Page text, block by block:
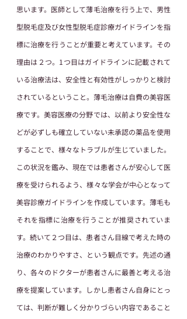
思います。医師として薄毛治療を行う上で、男性
型脱毛症及び女性型脱毛症診療ガイドラインを指
標に治療を行うことが重要と考えています。その
理由は２つ。1つ目はガイドラインに記載されて
いる治療法は、安全性と有効性がしっかりと検討
されているということ。薄毛治療は自費の美容医
療です。美容医療の分野では、以前より安全性な
どが必ずしも確立していない未承認の薬品を使用
することで、様々なトラブルが生じていました。
この状況を鑑み、現在では患者さんが安心して医
療を受けられるよう、様々な学会が中心となって
美容診療ガイドラインを作成しています。薄毛も
それを指標に治療を行うことが推奨されていま
す。続いて２つ目は、患者さん目線で考えた時の
治療のわかりやすさ、という観点です。先述の通
り、各々のドクターが患者さんに最善と考える治
療を提案しています。しかし患者さん自身にとっ
ては、判断が難しく分かりづらい内容であること